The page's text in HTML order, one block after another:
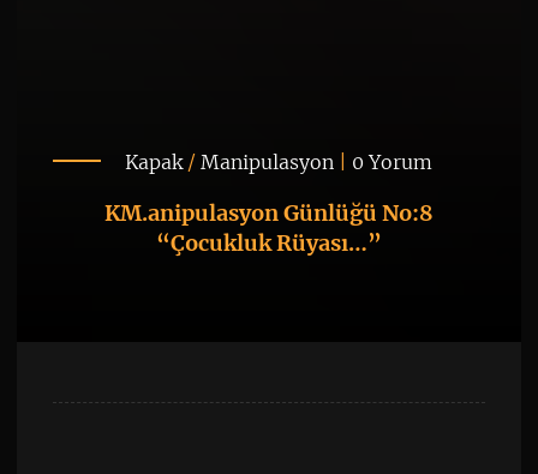
Kapak/ Manipulasyon| 0 Yorum
KM.anipulasyon Günlüğü No:8
“Çocukluk Rüyası…”